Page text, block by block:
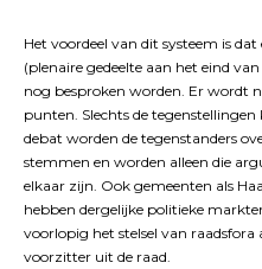
Het voordeel van dit systeem is
(plenaire gedeelte aan het eind
nog besproken worden. Er wordt
punten. Slechts de
debat worden de tegenstanders
stemmen en worden alleen die
elkaar zijn. Ook gemeenten als
hebben dergelijke politieke
voorlopig het stelsel van
voorzitter uit de raad.